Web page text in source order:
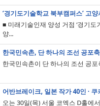
‘경기도기술학교 북부캠퍼스’ 고
■ 미래기술인재 양성 거점 ‘경기도
양...
한국민속촌, 단 하나의 조선 공포
한국민속촌이 단 하나의 조선 공포
어반브레이크, 일본 작가 40인 ·
오는 30일(목) 서울 코엑스 D홀에